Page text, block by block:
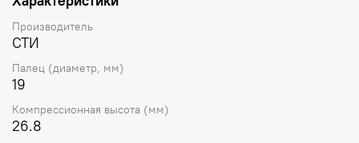
Производитель
СТИ
Палец (диаметр, мм)
19
Компрессионная высота (мм)
26.8